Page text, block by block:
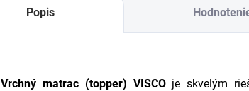
Popis
Vrchný matrac (topper) VISCOje skvelým